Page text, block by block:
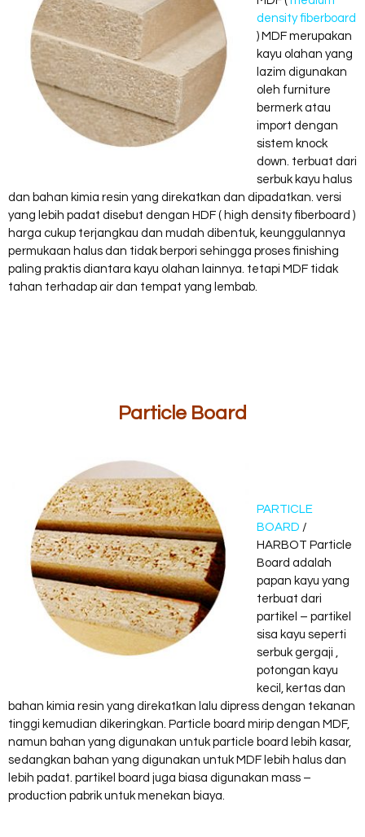
density fiberboard
) MDF merupakan
kayu olahan yang
lazim digunakan
oleh furniture
bermerk atau
import dengan
sistem knock
down. terbuat dari
serbuk kayu halus
dan bahan kimia resin yang direkatkan dan dipadatkan. versi
yang lebih padat disebut dengan HDF ( high density fiberboard )
harga cukup terjangkau dan mudah dibentuk, keunggulannya
permukaan halus dan tidak berpori sehingga proses finishing
paling praktis diantara kayu olahan lainnya. tetapi MDF tidak
tahan terhadap air dan tempat yang lembab.
Particle Board
PARTICLE
BOARD /
HARBOT Particle
Board adalah
papan kayu yang
terbuat dari
partikel – partikel
sisa kayu seperti
serbuk gergaji ,
potongan kayu
kecil, kertas dan
bahan kimia resin yang direkatkan lalu dipress dengan tekanan
tinggi kemudian dikeringkan. Particle board mirip dengan MDF,
namun bahan yang digunakan untuk particle board lebih kasar,
sedangkan bahan yang digunakan untuk MDF lebih halus dan
lebih padat. partikel board juga biasa digunakan mass –
production pabrik untuk menekan biaya.